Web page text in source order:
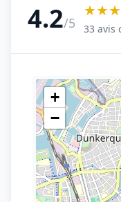
4.2/5 33 avis
+
−